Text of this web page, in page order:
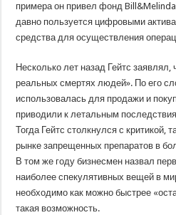
примера он привел фонд
давно пользуется цифровыми
средства для осуществления
Несколько лет назад Гейтс заявлял,
реальных смертях людей». По его
использовалась для продажи и
приводили к летальным
Тогда Гейтс столкнулся с критикой,
рынке запрещенных препаратов в
В том же году бизнесмен назвал
наиболее спекулятивных вещей в
необходимо как можно быстрее
такая возможность.